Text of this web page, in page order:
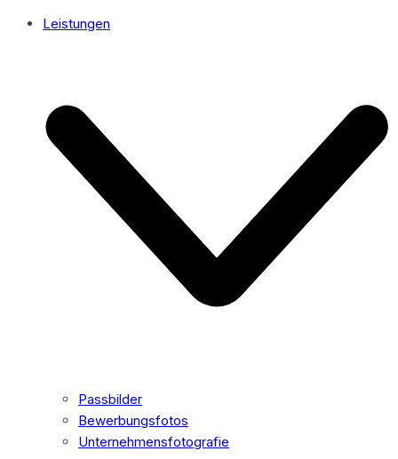
Leistungen
Passbilder
Bewerbungsfotos
Unternehmensfotografie